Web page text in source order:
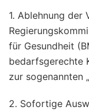
1. Ablehnung der
für Gesundheit
bedarfsgerechte
zur sogenannten
2. Sofortige